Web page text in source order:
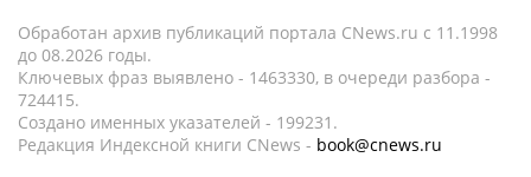
Обработан архив публикаций портала CNews.ru c 11.1998
до 08.2026 годы.
Ключевых фраз выявлено - 1463330, в очереди разбора -
724415.
Создано именных указателей - 199231.
Редакция Индексной книги CNews - book@cnews.ru